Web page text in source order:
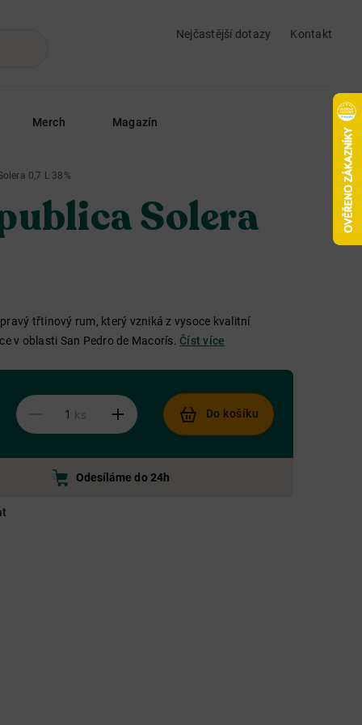
Nejčastější dotazy
Kontakt
Merch Magazín
0,7 L 38%
Solera
třtinový rum, který vzniká z vysoce kvalitní
v oblasti San Pedro de Macorís. Číst více
ks Do košíku
Odesíláme do 24h